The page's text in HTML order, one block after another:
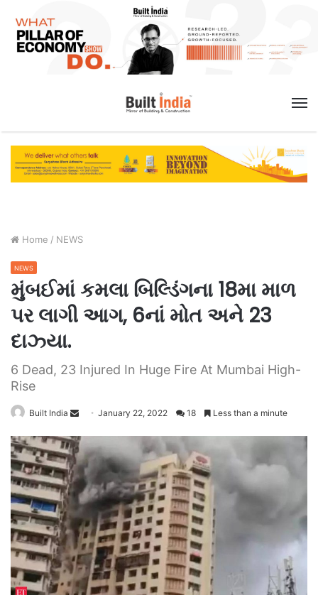
Home / NEWS
NEWS
મુંબઈમાં કમલા બિલ્ડિંગના 18મા માળ
પર લાગી આગ, 6નાં મોત અને 23
દાઝ્યા.
6 Dead, 23 Injured In Huge Fire At Mumbai High-
Rise
Built India
Send
email
January 22, 2022 18 Less than a minute